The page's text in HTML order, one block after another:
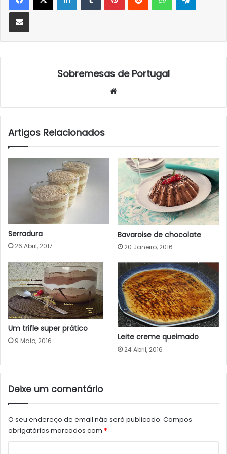
Partilhar Via Email
Sobremesas de Portugal
Artigos Relacionados
Serradura
26 Abril, 2017
Bavaroise de chocolate
20 Janeiro, 2016
Um trifle super prático
9 Maio, 2016 Leite creme queimado
24 Abril, 2016
Deixe um comentário
O seu endereço de email não será publicado. Campos
obrigatórios marcados com *